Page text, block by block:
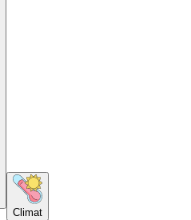
Climat